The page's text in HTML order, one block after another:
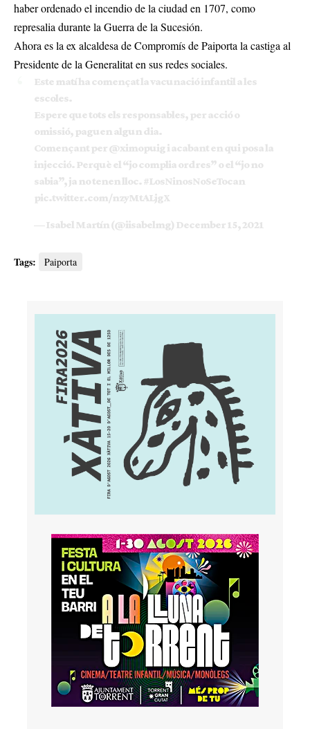
haber ordenado el incendio de la ciudad en 1707, como
represalia durante la Guerra de la Sucesión.
Ahora es la ex alcaldesa de Compromís de Paiporta la castiga al
Presidente de la Generalitat en sus redes sociales.
Este matí ha començat la vacunació infantil a les
escoles.
Espere que tots els responsables, per acció o
omissió, paguen algun dia.
Començant per@ximopuig i acabant en qui posa la
injecció. Perquè el “jo complia ordres” o el “jo no
sabia”, ja no tenen lloc.#LosNinosNoSeTocan
pic.twitter.com/nzyMtALjgX
— Isabel Martín (@iisabelmg) December 15, 2021
Tags: Paiporta